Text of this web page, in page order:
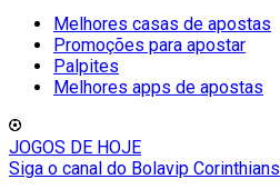
Melhores casas de apostas
Promoções para apostar
Palpites
Melhores apps de apostas
JOGOS DE HOJE
Siga o canal do Bolavip Corinthians